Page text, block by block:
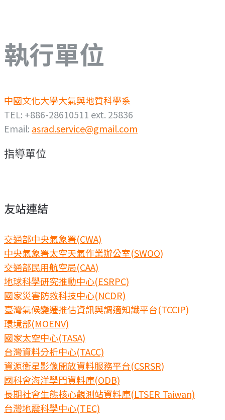
執行單位
中國文化大學大氣與地質科學系
TEL: +886-28610511 ext. 25836
Email: asrad.service@gmail.com
指導單位
友站連結
交通部中央氣象署(CWA)
中央氣象署太空天氣作業辦公室(SWOO)
交通部民用航空局(CAA)
地球科學研究推動中心(ESRPC)
國家災害防救科技中心(NCDR)
臺灣氣候變遷推估資訊與調適知識平台(TCCIP)
環境部(MOENV)
國家太空中心(TASA)
台灣資料分析中心(TACC)
資源衛星影像開放資料服務平台(CSRSR)
國科會海洋學門資料庫(ODB)
長期社會生態核心觀測站資料庫(LTSER Taiwan)
台灣地震科學中心(TEC)